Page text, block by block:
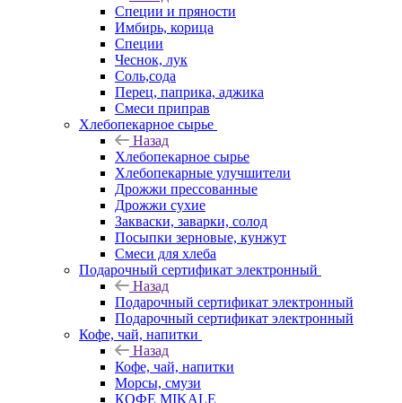
Специи и пряности
Имбирь, корица
Специи
Чеснок, лук
Соль,сода
Перец, паприка, аджика
Смеси приправ
Хлебопекарное сырье
Назад
Хлебопекарное сырье
Хлебопекарные улучшители
Дрожжи прессованные
Дрожжи сухие
Закваски, заварки, солод
Посыпки зерновые, кунжут
Смеси для хлеба
Подарочный сертификат электронный
Назад
Подарочный сертификат электронный
Подарочный сертификат электронный
Кофе, чай, напитки
Назад
Кофе, чай, напитки
Морсы, смузи
КОФЕ MIKALE